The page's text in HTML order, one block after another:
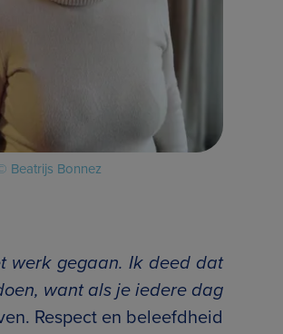
Beatrijs Bonnez
werk gegaan. Ik deed dat
want als je iedere dag
Respect en beleefdheid